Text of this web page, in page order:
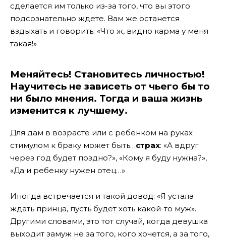
сделается им только из-за того, что вы этого
подсознательно ждете. Вам же останется
вздыхать и говорить: «Что ж, видно карма у меня
такая!»
Меняйтесь! Становитесь личностью!
Научитесь не зависеть от чьего бы то
ни было мнения. Тогда и ваша жизнь
изменится к лучшему.
Для дам в возрасте или с ребенком на руках
стимулом к браку может быть…страх: «А вдруг
через год будет поздно?», «Кому я буду нужна?»,
«Да и ребенку нужен отец…»
Иногда встречается и такой довод: «Я устала
ждать принца, пусть будет хоть какой-то муж».
Другими словами, это тот случай, когда девушка
выходит замуж не за того, кого хочется, а за того,